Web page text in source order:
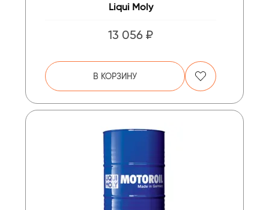
Liqui Moly
13 056 ₽
В КОРЗИНУ